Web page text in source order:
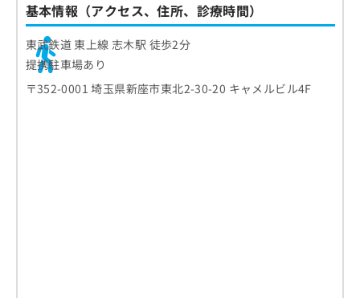
基本情報（アクセス、住所、診療時間）
東武鉄道 東上線 志木駅 徒歩2分
提携駐車場あり
〒352-0001 埼玉県新座市東北2-30-20 キャメルビル4F